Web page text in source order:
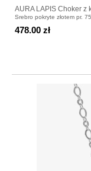
AURA LAPIS Choker z
Srebro pokryte złotem pr.
478.00 zł